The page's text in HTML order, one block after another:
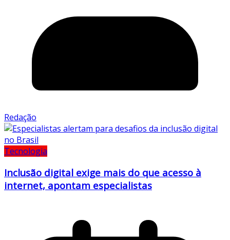
Redação
Tecnologia
Inclusão digital exige mais do que acesso à
internet, apontam especialistas